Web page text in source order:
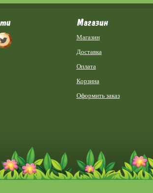
Магазин
Магазин
Доставка
Оплата
Корзина
Оформить заказ